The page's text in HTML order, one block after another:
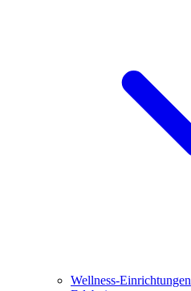
Wellness-Einrichtungen